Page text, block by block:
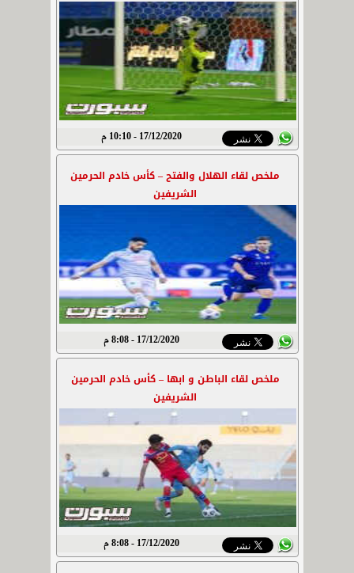
17/12/2020 - 10:10 م
ملخص لقاء الهلال والفتح – كأس خادم الحرمين
الشريفين
17/12/2020 - 8:08 م
ملخص لقاء الباطن و ابها – كأس خادم الحرمين
الشريفين
17/12/2020 - 8:08 م